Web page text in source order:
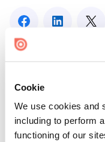
Cookie
We use cookies and
including to perform
functioning of our